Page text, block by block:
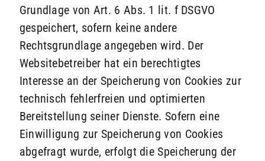
Grundlage von Art. 6 Abs. 1 lit. f DSGVO
gespeichert, sofern keine andere
Rechtsgrundlage angegeben wird. Der
Websitebetreiber hat ein berechtigtes
Interesse an der Speicherung von Cookies zur
technisch fehlerfreien und optimierten
Bereitstellung seiner Dienste. Sofern eine
Einwilligung zur Speicherung von Cookies
abgefragt wurde, erfolgt die Speicherung der